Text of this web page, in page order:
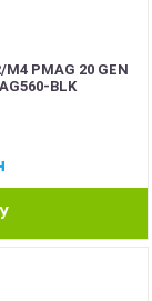
PMAG 20 GEN
BLK